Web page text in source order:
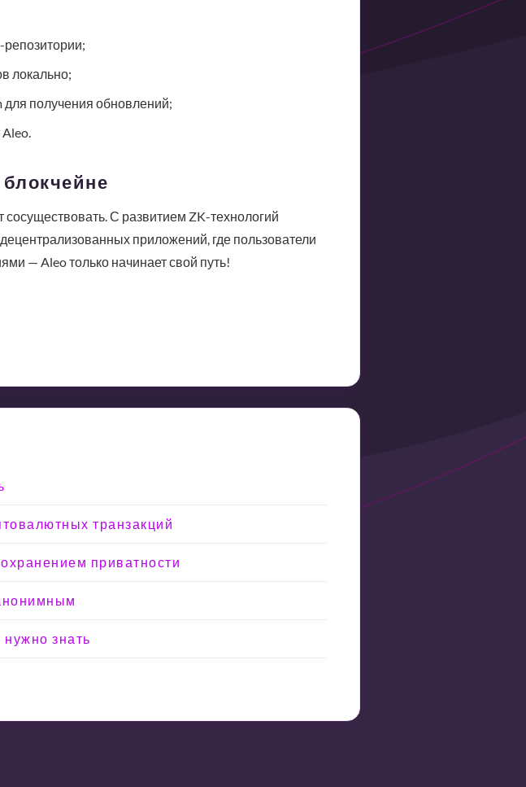
локально;
для получения обновлений;
Aleo.
С развитием ZK-технологий
приложений, где пользователи
— Aleo только начинает свой путь!
транзакций
приватности
знать